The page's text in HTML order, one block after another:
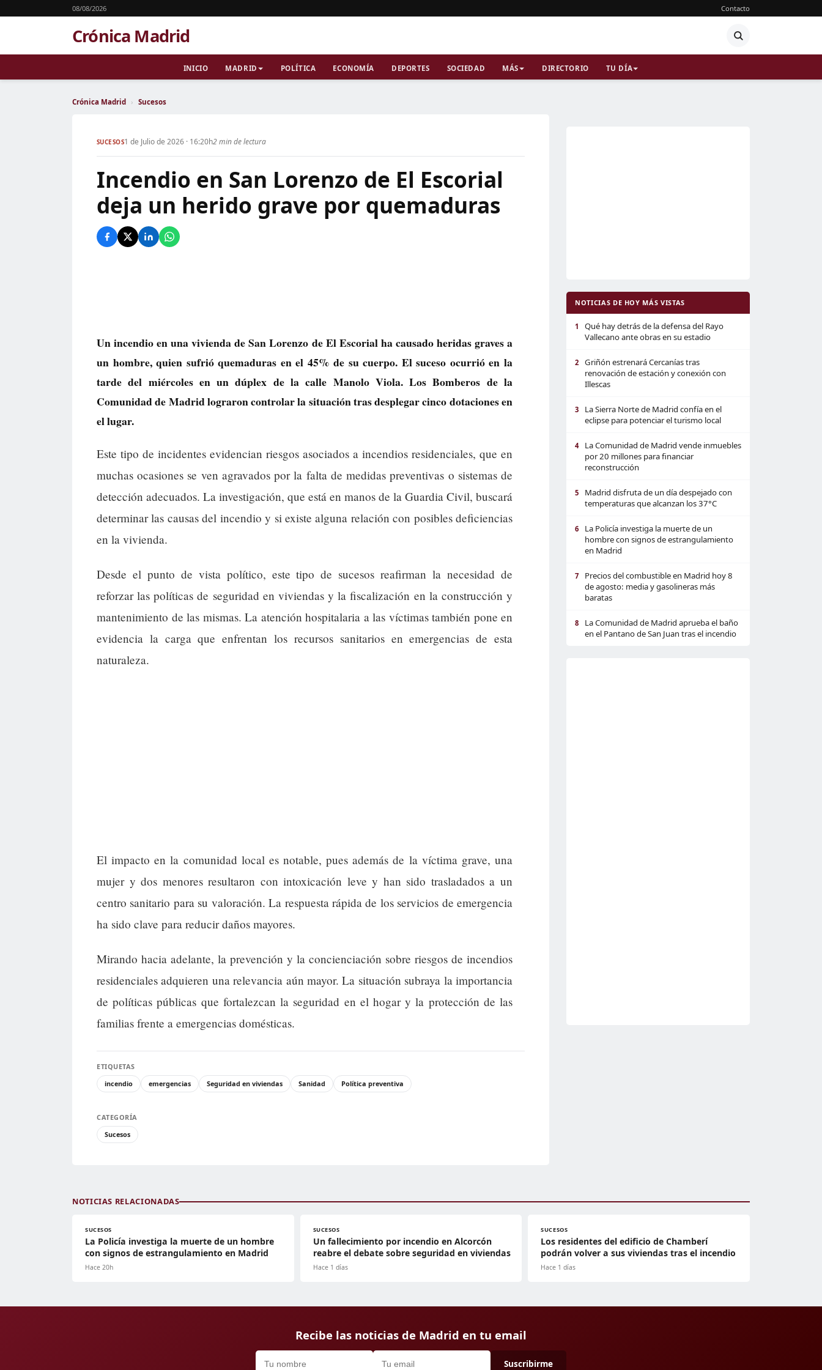
08/08/2026 Contacto
Crónica Madrid
INICIO MADRID POLÍTICA ECONOMÍA DEPORTES SOCIEDAD MÁS DIRECTORIO TU DÍA
Crónica Madrid › Sucesos
SUCESOS1 de Julio de 2026 · 16:20h2 min de lectura
Incendio en San Lorenzo de El Escorial
deja un herido grave por quemaduras
Un incendio en una vivienda de San Lorenzo de El Escorial ha causado heridas graves a
un hombre, quien sufrió quemaduras en el 45% de su cuerpo. El suceso ocurrió en la
tarde del miércoles en un dúplex de la calle Manolo Viola. Los Bomberos de la
Comunidad de Madrid lograron controlar la situación tras desplegar cinco dotaciones en
el lugar.
Este tipo de incidentes evidencian riesgos asociados a incendios residenciales, que en
muchas ocasiones se ven agravados por la falta de medidas preventivas o sistemas de
detección adecuados. La investigación, que está en manos de la Guardia Civil, buscará
determinar las causas del incendio y si existe alguna relación con posibles deficiencias
en la vivienda.
Desde el punto de vista político, este tipo de sucesos reafirman la necesidad de
reforzar las políticas de seguridad en viviendas y la fiscalización en la construcción y
mantenimiento de las mismas. La atención hospitalaria a las víctimas también pone en
evidencia la carga que enfrentan los recursos sanitarios en emergencias de esta
naturaleza.
El impacto en la comunidad local es notable, pues además de la víctima grave, una
mujer y dos menores resultaron con intoxicación leve y han sido trasladados a un
centro sanitario para su valoración. La respuesta rápida de los servicios de emergencia
ha sido clave para reducir daños mayores.
Mirando hacia adelante, la prevención y la concienciación sobre riesgos de incendios
residenciales adquieren una relevancia aún mayor. La situación subraya la importancia
de políticas públicas que fortalezcan la seguridad en el hogar y la protección de las
familias frente a emergencias domésticas.
ETIQUETAS
incendio
emergencias Seguridad en viviendas Sanidad Política preventiva
CATEGORÍA
Sucesos
NOTICIAS DE HOY MÁS VISTAS
1
Qué hay detrás de la defensa del Rayo
Vallecano ante obras en su estadio
2
Griñón estrenará Cercanías tras
renovación de estación y conexión con
Illescas
3
La Sierra Norte de Madrid confía en el
eclipse para potenciar el turismo local
4
La Comunidad de Madrid vende inmuebles
por 20 millones para financiar
reconstrucción
5
Madrid disfruta de un día despejado con
temperaturas que alcanzan los 37°C
6
La Policía investiga la muerte de un
hombre con signos de estrangulamiento
en Madrid
7
Precios del combustible en Madrid hoy 8
de agosto: media y gasolineras más
baratas
8
La Comunidad de Madrid aprueba el baño
en el Pantano de San Juan tras el incendio
NOTICIAS RELACIONADAS
SUCESOS
La Policía investiga la muerte de un hombre
con signos de estrangulamiento en Madrid
Hace 20h
SUCESOS
Un fallecimiento por incendio en Alcorcón
reabre el debate sobre seguridad en viviendas
Hace 1 días
SUCESOS
Los residentes del edificio de Chamberí
podrán volver a sus viviendas tras el incendio
Hace 1 días
Recibe las noticias de Madrid en tu email
Suscribirme